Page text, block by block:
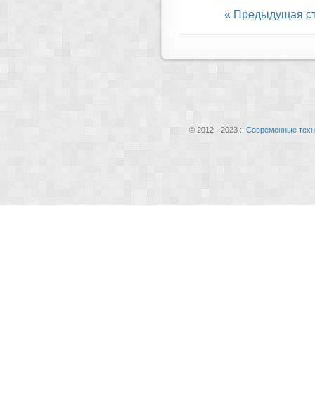
« Предыдущая
© 2012 - 2023 :: Современные